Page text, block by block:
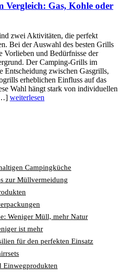
Vergleich: Gas, Kohle oder
zwei Aktivitäten, die perfekt
Bei der Auswahl des besten Grills
Vorlieben und Bedürfnisse der
Der Camping-Grills im
Entscheidung zwischen Gasgrills,
erheblichen Einfluss auf das
Wahl hängt stark von individuellen
weiterlesen
Campingküche
zur Müllvermeidung
Weniger Müll, mehr Natur
ist mehr
für den perfekten Einsatz
Einwegprodukten